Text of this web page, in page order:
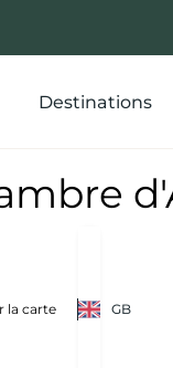
Destinations
la carte GB